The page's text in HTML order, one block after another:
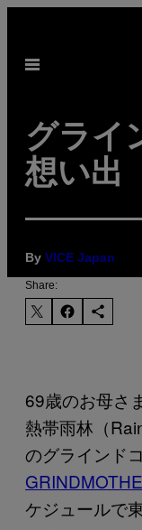
content
Open
グライ
想い出
By VICE Japan
Share:
69歳のお母さ
熱帯雨林（
のグラインド
ケジュールで